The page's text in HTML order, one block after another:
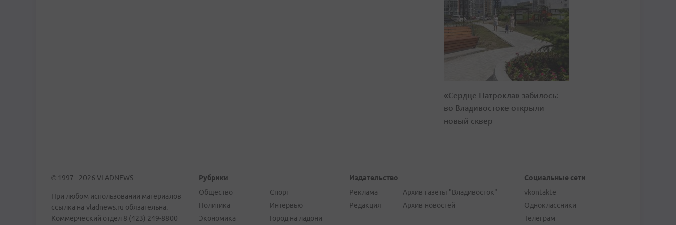
«Сердце Патрокла» забилось:
во Владивостоке открыли
новый сквер
© 1997 - 2026 VLADNEWS
При любом использовании материалов
ссылка на vladnews.ru обязательна.
Коммерческий отдел 8 (423) 249-8800
Рубрики
Общество
Политика
Экономика
Спорт
Интервью
Город на ладони
Издательство
Реклама
Редакция
Архив газеты "Владивосток"
Архив новостей
Социальные сети
vkontakte
Одноклассники
Телеграм